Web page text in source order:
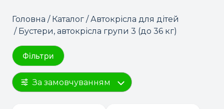
Головна / Каталог /Автокрісла для дітей
/ Бустери, автокрісла групи 3 (до 36 кг)
Фільтри
За замовчуванням